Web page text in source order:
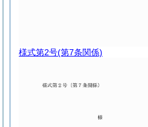
様式第2号(第7条関係)